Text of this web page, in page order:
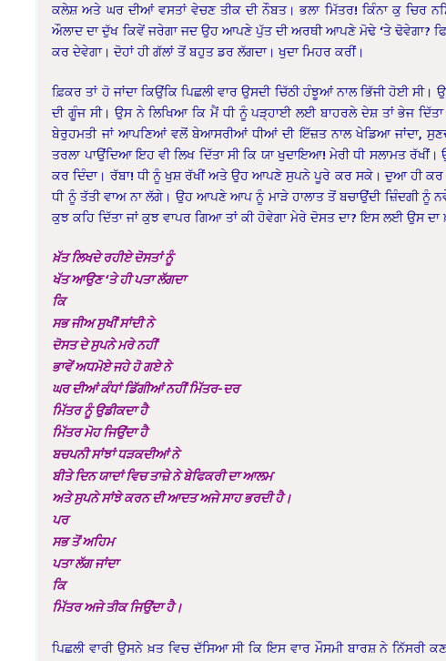
ਕਲੇਸ਼ ਅਤੇ ਘਰ ਦੀਆਂ ਵਸਤਾਂ ਵੇਚਣ ਤੀਕ ਦੀ ਨੌਬਤ। ਭਲਾ ਮਿੱਤਰ! ਕਿੰਨਾ ਕੁ ਚਿਰ
ਔਲਾਦ ਦਾ ਦੁੱਖ ਕਿਵੇਂ ਜਰੇਗਾ ਜਦ ਉਹ ਆਪਣੇ ਪੁੱਤ ਦੀ ਅਰਥੀ ਆਪਣੇ ਮੋਢੇ ‘ਤੇ ਢੋਵੇਗਾ?
ਕਰ ਦੇਵੇਗਾ। ਦੋਹਾਂ ਹੀ ਗੱਲਾਂ ਤੋਂ ਬਹੁਤ ਡਰ ਲੱਗਦਾ। ਖੁਦਾ ਮਿਹਰ ਕਰੀਂ।
ਫ਼ਿਕਰ ਤਾਂ ਹੋ ਜਾਂਦਾ ਕਿਉਂਕਿ ਪਿਛਲੀ ਵਾਰ ਉਸਦੀ ਚਿੱਠੀ ਹੰਝੂਆਂ ਨਾਲ ਭਿੱਜੀ ਹੋਈ
ਦੀ ਗੂੰਜ ਸੀ। ਉਸ ਨੇ ਲਿਖਿਆ ਕਿ ਮੈਂ ਧੀ ਨੂੰ ਪੜ੍ਹਾਈ ਲਈ ਬਾਹਰਲੇ ਦੇਸ਼ ਤਾਂ ਭੇਜ
ਬੇਰੁਹਮਤੀ ਜਾਂ ਆਪਣਿਆਂ ਵਲੋਂ ਬੇਆਸਰੀਆਂ ਧੀਆਂ ਦੀ ਇੱਜ਼ਤ ਨਾਲ ਖੇਡਿਆ ਜਾਂਦਾ,
ਤਰਲਾ ਪਾਉਂਦਿਆ ਇਹ ਵੀ ਲਿਖ ਦਿੱਤਾ ਸੀ ਕਿ ਯਾ ਖੁਦਾਇਆ! ਮੇਰੀ ਧੀ ਸਲਾਮਤ
ਕਰ ਦਿੰਦਾ। ਰੱਬਾ! ਧੀ ਨੂੰ ਖੁਸ਼ ਰੱਖੀਂ ਅਤੇ ਉਹ ਆਪਣੇ ਸੁਪਨੇ ਪੂਰੇ ਕਰ ਸਕੇ। ਦੁਆ ਹੀ
ਧੀ ਨੂੰ ਤੱਤੀ ਵਾਅ ਨਾ ਲੱਗੇ। ਉਹ ਆਪਣੇ ਆਪ ਨੂੰ ਮਾੜੇ ਹਾਲਾਤ ਤੋਂ ਬਚਾਉਂਦੀ ਜ਼ਿੰਦਗੀ ਨੂੰ
ਕੁਝ ਕਹਿ ਦਿੱਤਾ ਜਾਂ ਕੁਝ ਵਾਪਰ ਗਿਆ ਤਾਂ ਕੀ ਹੋਵੇਗਾ ਮੇਰੇ ਦੋਸਤ ਦਾ? ਇਸ ਲਈ ਉਸ ਦਾ
ਖ਼ੱਤ ਲਿਖਦੇ ਰਹੀਏ ਦੋਸਤਾਂ ਨੂੰ
ਖੱਤ ਆਉਣ ‘ਤੇ ਹੀ ਪਤਾ ਲੱਗਦਾ
ਕਿ
ਸਭ ਜੀਅ ਸੁਖੀਂ ਸਾਂਦੀ ਨੇ
ਦੋਸਤ ਦੇ ਸੁਪਨੇ ਮਰੇ ਨਹੀਂ
ਭਾਵੇਂ ਅਧਮੋਏ ਜਹੇ ਹੋ ਗਏ ਨੇ
ਘਰ ਦੀਆਂ ਕੰਧਾਂ ਡਿੱਗੀਆਂ ਨਹੀਂ ਮਿੱਤਰ-ਦਰ
ਮਿੱਤਰ ਨੂੰ ਉਡੀਕਦਾ ਹੈ
ਮਿੱਤਰ ਮੋਹ ਜਿਉਂਦਾ ਹੈ
ਬਚਪਨੀ ਸਾਂਝਾਂ ਧੜਕਦੀਆਂ ਨੇ
ਬੀਤੇ ਦਿਨ ਯਾਦਾਂ ਵਿਚ ਤਾਜ਼ੇ ਨੇ ਬੇਫਿਕਰੀ ਦਾ ਆਲਮ
ਅਤੇ ਸੁਪਨੇ ਸਾਂਝੇ ਕਰਨ ਦੀ ਆਦਤ ਅਜੇ ਸਾਹ ਭਰਦੀ ਹੈ।
ਪਰ
ਸਭ ਤੋਂ ਅਹਿਮ
ਪਤਾ ਲੱਗ ਜਾਂਦਾ
ਕਿ
ਮਿੱਤਰ ਅਜੇ ਤੀਕ ਜਿਉਂਦਾ ਹੈ।
ਪਿਛਲੀ ਵਾਰੀ ਉਸਨੇ ਖ਼ਤ ਵਿਚ ਦੱਸਿਆ ਸੀ ਕਿ ਇਸ ਵਾਰ ਮੌਸਮੀ ਬਾਰਸ਼ ਨੇ ਨਿੱਸਰੀ